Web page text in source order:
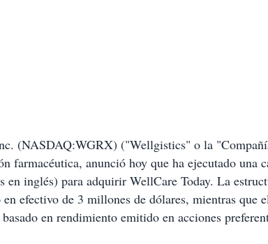
(NASDAQ:WGRX) ("Wellgistics" o la
farmacéutica, anunció hoy que ha ejecutado una
inglés) para adquirir WellCare Today. La
efectivo de 3 millones de dólares, mientras que
basado en rendimiento emitido en acciones